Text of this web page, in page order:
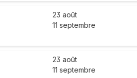
23 août
11 septembre
23 août
11 septembre